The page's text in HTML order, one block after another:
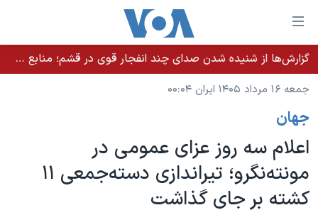
لینکهای
قابل
دسترسی
جهش
محتوای
اصلی
جهش
به
صفحه
خانه
نسخه سبک وب‌سایت
موضوع ها
ایران
آمریکا
جهان
برنامه های تلویزیونی
جدول برنامه ها
صفحه‌های ویژه
گزارش‌ها از شنیده شدن صدای چند انفجار قوی در قشم؛ منابع حکومتی می‌گویند درگیری در تنگه هرمز بود
جمعه ۱۶ مرداد ۱۴۰۵ ایران ۰۰:۰۴
جهان
اعلام سه روز عزای عمومی در
مونته‌نگرو؛ تیراندازی دسته‌جمعی ١١
کشته بر جای گذاشت